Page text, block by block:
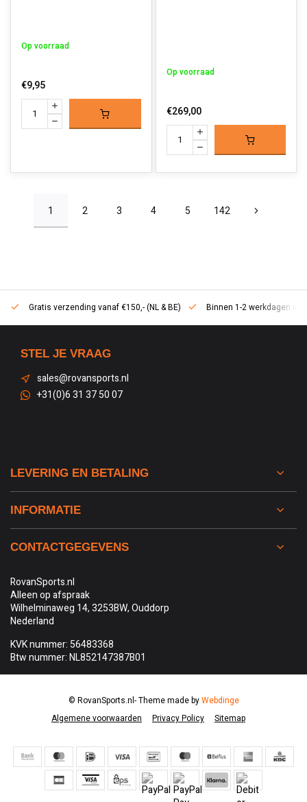
Op voorraad
€9,95
Op voorraad
€269,00
1 2 3 4 5 142
Gratis verzending vanaf €150,- (NL & BE) Binnen 1-2 werkdagen in
STEL JE VRAAG
sales@rovansports.nl
+31(0)6 31 37 50 07
LEVERING EN BETALING
INFORMATIE
CONTACTGEGEVENS
RovanSports.nl
Alleen op afspraak
Wilhelminaweg 14, 3253BW, Ouddorp
Nederland
KVK nummer: 56483368
Btw nummer: NL852147387B01
Algemene voorwaarden Privacy Policy Sitemap
© RovanSports.nl- Theme made byWebdinge